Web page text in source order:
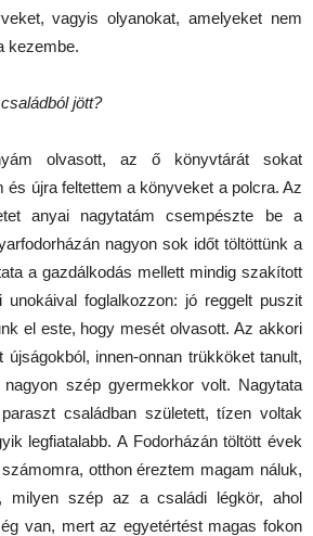
vagyis olyanokat, amelyeket nem
kezembe.
jött?
olvasott, az ő könyvtárát sokat
és újra feltettem a könyveket a polcra. Az
anyai nagytatám csempészte be a
nagyon sok időt töltöttünk a
a gazdálkodás mellett mindig szakított
foglalkozzon: jó reggelt puszit
el este, hogy mesét olvasott. Az akkori
újságokból, innen-onnan trükköket tanult,
nagyon szép gyermekkor volt. Nagytata
családban született, tízen voltak
legfiatalabb. A Fodorházán töltött évek
otthon éreztem magam náluk,
milyen szép az a családi légkör, ahol
van, mert az egyetértést magas fokon